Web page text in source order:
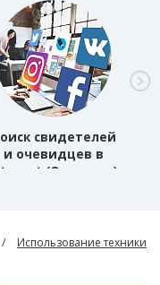
свидетелей
и очевидцев в
(Основная)
Использование техники